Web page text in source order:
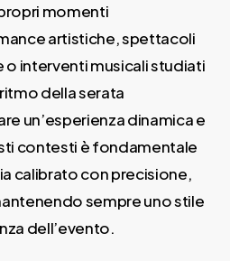
momenti
artistiche, spettacoli
interventi musicali studiati
della serata
un’esperienza dinamica e
contesti è fondamentale
calibrato con precisione,
sempre uno stile
dell’evento.